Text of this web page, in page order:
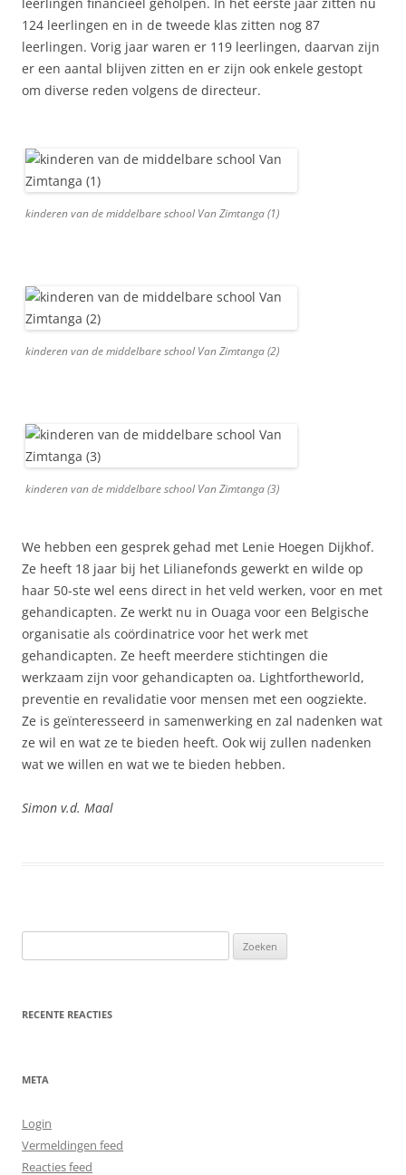
124 leerlingen en in de tweede klas zitten nog 87
leerlingen. Vorig jaar waren er 119 leerlingen, daarvan zijn
er een aantal blijven zitten en er zijn ook enkele gestopt
om diverse reden volgens de directeur.
kinderen van de middelbare school Van Zimtanga (1)
kinderen van de middelbare school Van Zimtanga (2)
kinderen van de middelbare school Van Zimtanga (3)
We hebben een gesprek gehad met Lenie Hoegen Dijkhof.
Ze heeft 18 jaar bij het Lilianefonds gewerkt en wilde op
haar 50-ste wel eens direct in het veld werken, voor en met
gehandicapten. Ze werkt nu in Ouaga voor een Belgische
organisatie als coördinatrice voor het werk met
gehandicapten. Ze heeft meerdere stichtingen die
werkzaam zijn voor gehandicapten oa. Lightfortheworld,
preventie en revalidatie voor mensen met een oogziekte.
Ze is geïnteresseerd in samenwerking en zal nadenken wat
ze wil en wat ze te bieden heeft. Ook wij zullen nadenken
wat we willen en wat we te bieden hebben.
Simon v.d. Maal
naar:
RECENTE REACTIES
META
Login
Vermeldingen feed
Reacties feed